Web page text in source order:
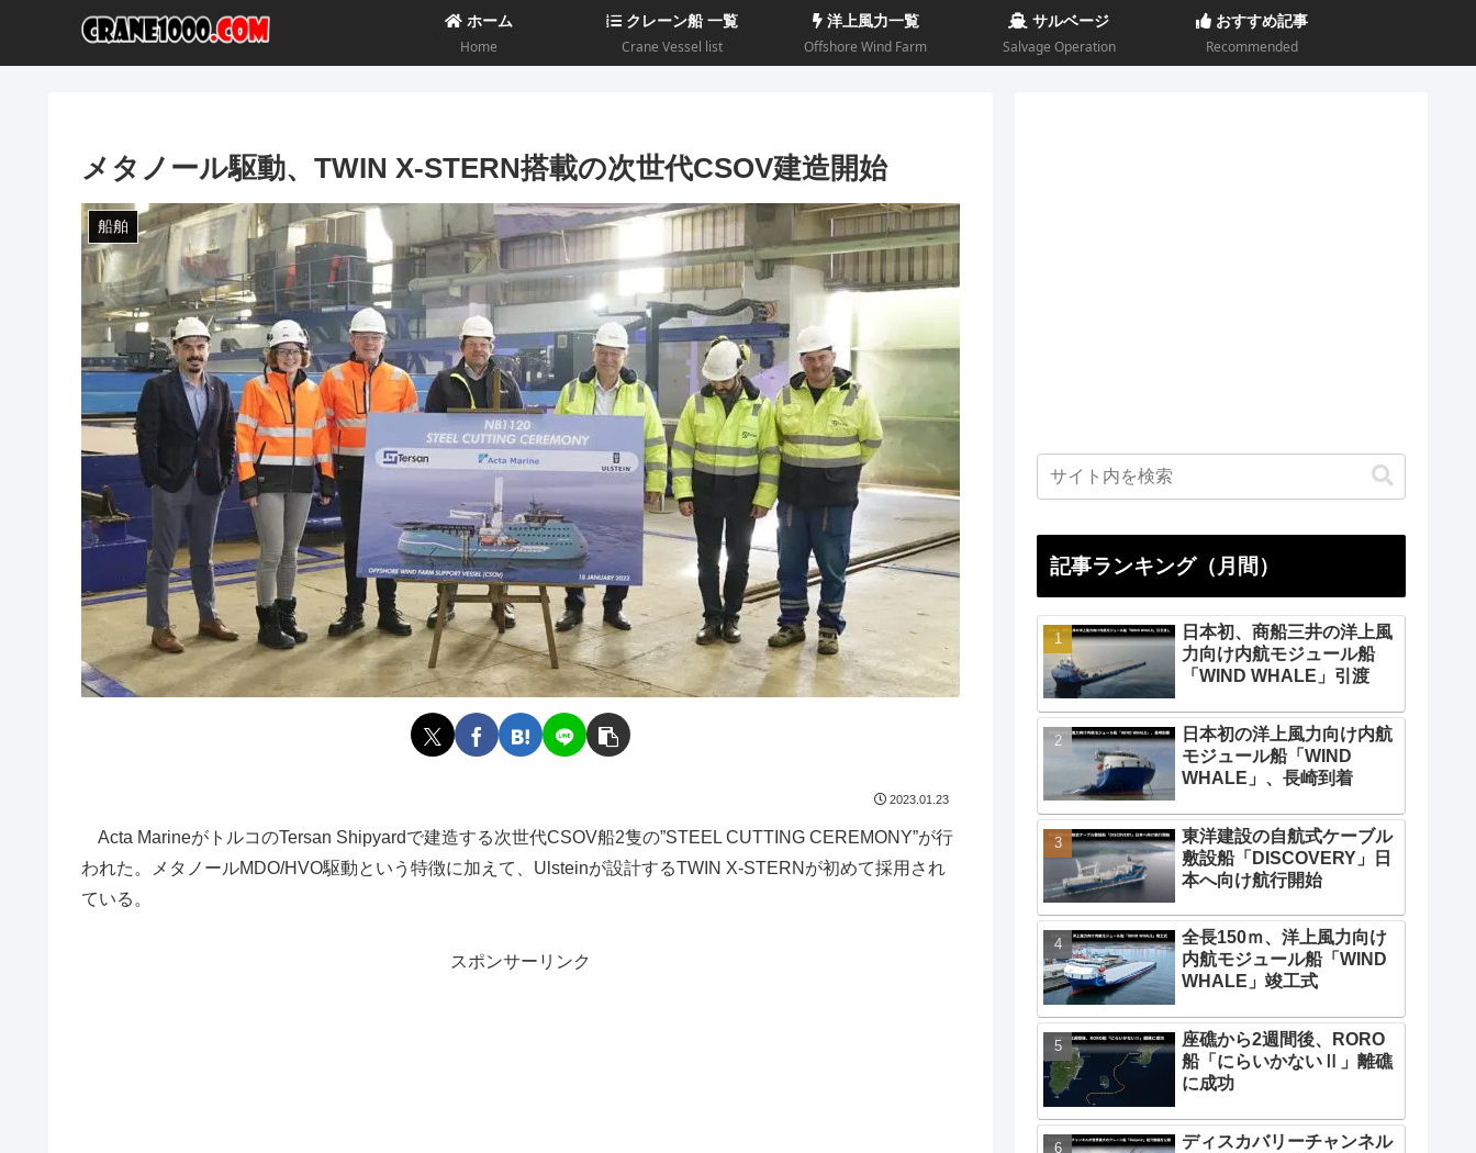
ホーム
Home
クレーン船 一覧
Crane Vessel list
洋上風力一覧
Offshore Wind Farm
サルベージ
Salvage Operation
おすすめ記事
Recommended
メタノール駆動、TWIN X-STERN搭載の次世代CSOV建造開始
船舶
2023.01.23
Acta MarineがトルコのTersan Shipyardで建造する次世代CSOV船2隻の”STEEL CUTTING CEREMONY”が行
われた。メタノールMDO/HVO駆動という特徴に加えて、Ulsteinが設計するTWIN X-STERNが初めて採用され
ている。
スポンサーリンク
記事ランキング（月間）
日本初、商船三井の洋上風
力向け内航モジュール船
「WIND WHALE」引渡
日本初の洋上風力向け内航
モジュール船「WIND
WHALE」、長崎到着
東洋建設の自航式ケーブル
敷設船「DISCOVERY」日
本へ向け航行開始
全長150ｍ、洋上風力向け
内航モジュール船「WIND
WHALE」竣工式
座礁から2週間後、RORO
船「にらいかないⅡ」離礁
に成功
ディスカバリーチャンネル